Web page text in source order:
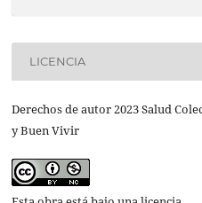
LICENCIA
Derechos de autor 2023 Salud
y Buen Vivir